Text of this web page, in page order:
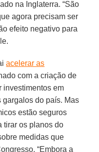
na Inglaterra. “São
agora precisam ser
efeito negativo para
acelerar as
com a criação de
investimentos em
gargalos do país. Mas
estão seguros
tirar os planos do
medidas que
“Embora a